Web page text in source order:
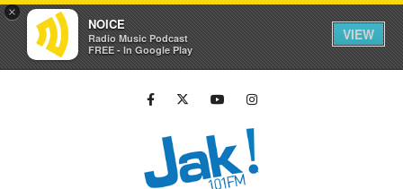
×
NOICE
Radio Music Podcast
FREE - In Google Play
VIEW